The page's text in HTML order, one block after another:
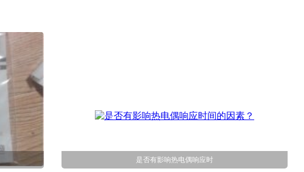
是否有影响热电偶响应时